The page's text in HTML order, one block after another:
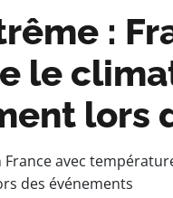
:
le
lors
France avec
des événements